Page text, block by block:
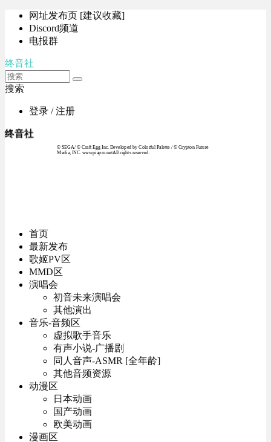
网址发布页 [建议收藏]
Discord频道
电报群
终音社
搜索
登录 / 注册
终音社
© SEGA / © Craft Egg Inc. Developed by Colorful Palette / © Crypton Future
Media, INC. www.piapro.netAll rights reserved.
首页
最新发布
歌姬PV区
MMD区
演唱会
初音未来演唱会
其他演出
音乐-音频区
虚拟歌手音乐
有声小说-广播剧
同人音声-ASMR [全年龄]
其他音频资源
动漫区
日本动画
国产动画
欧美动画
漫画区